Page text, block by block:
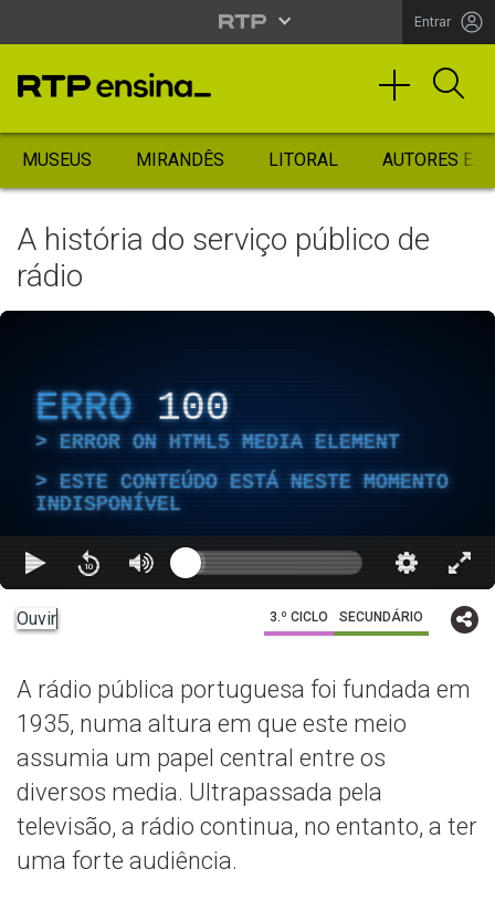
Entrar
MUSEUS MIRANDÊS LITORAL AUTORES
A história do serviço público de
rádio
ERRO 100
ERROR ON HTML5 MEDIA ELEMENT
ESTE CONTEÚDO ESTÁ NESTE MOMENTO
INDISPONÍVEL
Ouvir 3.º CICLO SECUNDÁRIO
A rádio pública portuguesa foi fundada em
1935, numa altura em que este meio
assumia um papel central entre os
diversos media. Ultrapassada pela
televisão, a rádio continua, no entanto, a ter
uma forte audiência.